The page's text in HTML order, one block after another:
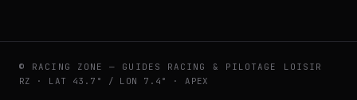
© RACING ZONE — GUIDES RACING & PILOTAGE LOISIR
RZ · LAT 43.7° / LON 7.4° · APEX